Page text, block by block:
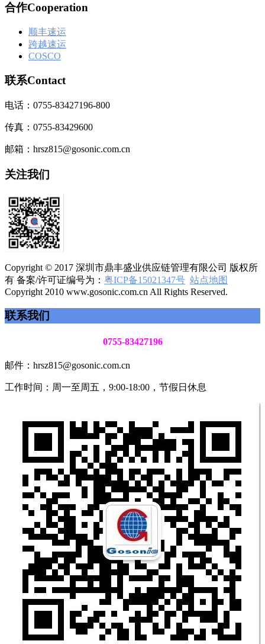
合作Cooperation
顺丰速运
跨越速运
COSCO
联系Contact
电话：0755-83427196-800
传真：0755-83429600
邮箱：hrsz815@gosonic.com.cn
关注我们
Copyright © 2017 深圳市鼎丰盛业供应链管理有限公司 版权所
有 备案/许可证编号为： 粤ICP备15021347号 站点地图
Copyright 2010 www.gosonic.com.cn All Rights Reserved.
联系我们
0755-83427196
邮件：hrsz815@gosonic.com.cn
工作时间：周一至周五，9:00-18:00，节假日休息